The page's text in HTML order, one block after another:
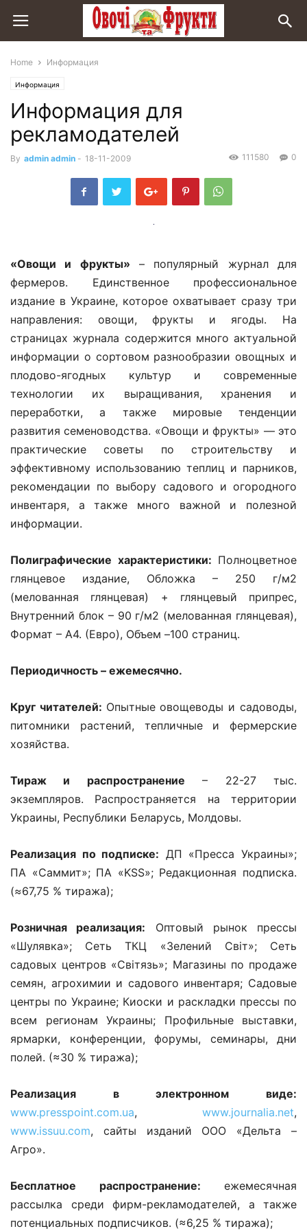
Home Информация
Информация
Информация для
рекламодателей
By admin admin - 18-11-2009 0
111580
«Овощи и фрукты» – популярный журнал для
фермеров. Единственное профессиональное
издание в Украине, которое охватывает сразу три
направления: овощи, фрукты и ягоды. На
страницах журнала содержится много актуальной
информации о сортовом разнообразии овощных и
плодово-ягодных культур и современные
технологии их выращивания, хранения и
переработки, а также мировые тенденции
развития семеноводства. «Овощи и фрукты» — это
практические советы по строительству и
эффективному использованию теплиц и парников,
рекомендации по выбору садового и огородного
инвентаря, а также много важной и полезной
информации.
Полиграфические характеристики: Полноцветное
глянцевое издание, Обложка – 250 г/м2
(мелованная глянцевая) + глянцевый припрес,
Внутренний блок – 90 г/м2 (мелованная глянцевая),
Формат – А4. (Евро), Объем –100 страниц.
Периодичность – ежемесячно.
Круг читателей: Опытные овощеводы и садоводы,
питомники растений, тепличные и фермерские
хозяйства.
Тираж и распространение – 22-27 тыс.
экземпляров. Распространяется на территории
Украины, Республики Беларусь, Молдовы.
Реализация по подписке: ДП «Пресса Украины»;
ПА «Саммит»; ПА «KSS»; Редакционная подписка.
(≈67,75 % тиража);
Розничная реализация: Оптовый рынок прессы
«Шулявка»; Сеть ТКЦ «Зелений Світ»; Сеть
садовых центров «Світязь»; Магазины по продаже
семян, агрохимии и садового инвентаря; Садовые
центры по Украине; Киоски и раскладки прессы по
всем регионам Украины; Профильные выставки,
ярмарки, конференции, форумы, семинары, дни
полей. (≈30 % тиража);
Реализация в электронном виде:
www.presspoint.com.ua, www.journalia.net,
www.issuu.com, сайты изданий ООО «Дельта –
Агро».
Бесплатное распространение: ежемесячная
рассылка среди фирм-рекламодателей, а также
потенциальных подписчиков. (≈6,25 % тиража);